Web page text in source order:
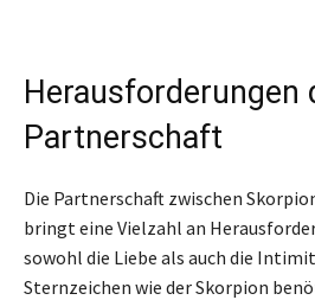
Herausforderungen
Partnerschaft
Die Partnerschaft zwischen
bringt eine Vielzahl an
sowohl die Liebe als auch die
Sternzeichen wie der Skorpion